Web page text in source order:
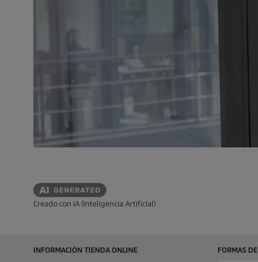
Creado con IA (Inteligencia Artificial)
INFORMACIÓN TIENDA ONLINE
FORMAS